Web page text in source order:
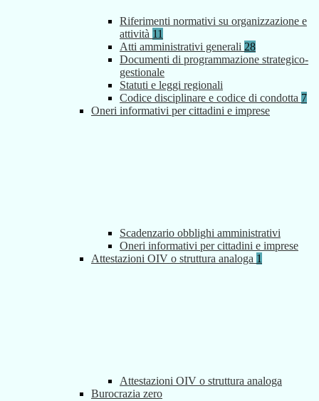
Riferimenti normativi su organizzazione e
attività 11
Atti amministrativi generali 28
Documenti di programmazione strategico-
gestionale
Statuti e leggi regionali
Codice disciplinare e codice di condotta 7
Oneri informativi per cittadini e imprese
Scadenzario obblighi amministrativi
Oneri informativi per cittadini e imprese
Attestazioni OIV o struttura analoga 1
Attestazioni OIV o struttura analoga
Burocrazia zero